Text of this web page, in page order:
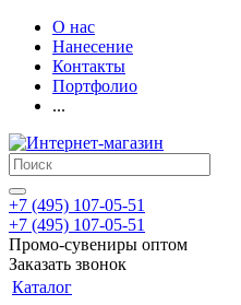
О нас
Нанесение
Контакты
Портфолио
...
+7 (495) 107-05-51
+7 (495) 107-05-51
Промо-сувениры оптом
Заказать звонок
Каталог